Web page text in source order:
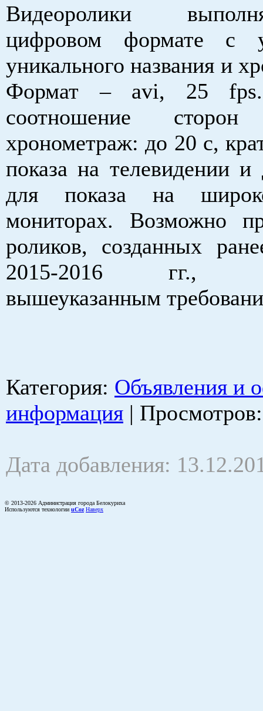
Видеоролики
цифровом формате с
уникального названия и
Формат – avi, 25
соотношение
хронометраж: до 20 с,
показа на телевидении
для показа на
мониторах. Возможно
роликов, созданных
2015-2016 гг.,
вышеуказанным
Категория: Объявления и
информация | Просмотров
Дата добавления:
© 2013-2026 Администрация города Белокуриха
Используются технологии uCoz Наверх